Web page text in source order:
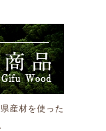
産材を使った